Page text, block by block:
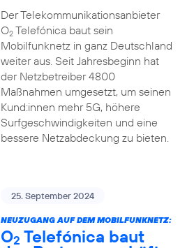
Der Telekommunikationsanbieter
O2Telefónica baut sein
Mobilfunknetz in ganz Deutschland
weiter aus. Seit Jahresbeginn hat
der Netzbetreiber 4800
Maßnahmen umgesetzt, um seinen
Kund:innen mehr 5G, höhere
Surfgeschwindigkeiten und eine
bessere Netzabdeckung zu bieten.
25. September 2024
NEUZUGANG AUF DEM MOBILFUNKNETZ:
O2 Telefónica baut